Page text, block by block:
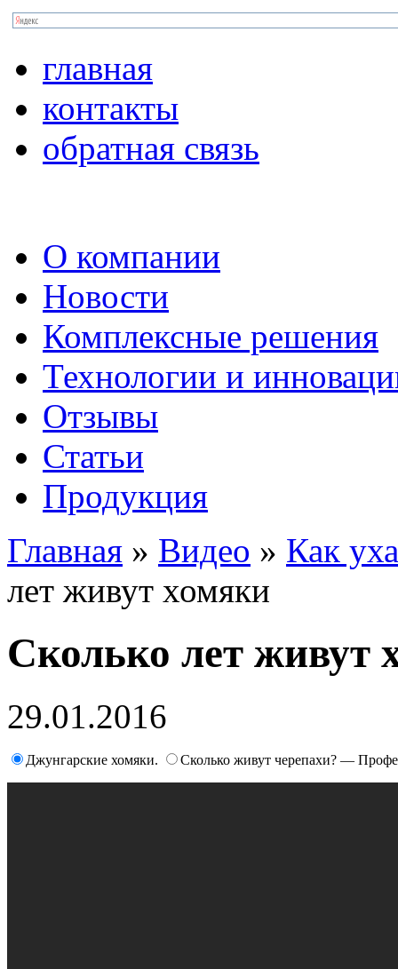
главная
контакты
обратная связь
О компании
Новости
Комплексные решения
Технологии и
Отзывы
Статьи
Продукция
Главная » Видео » Как
лет живут хомяки
Сколько лет живут
29.01.2016
Джунгарские хомяки. Сколько живут черепахи? —